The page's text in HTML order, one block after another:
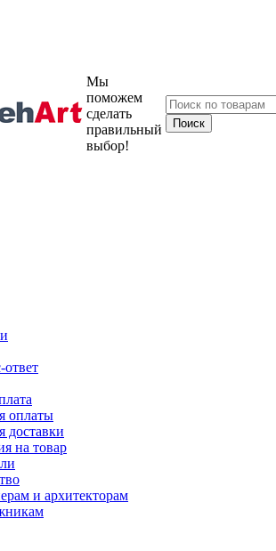
Мы
поможем
сделать
правильный
выбор!
оплаты
доставки
на товар
и архитекторам